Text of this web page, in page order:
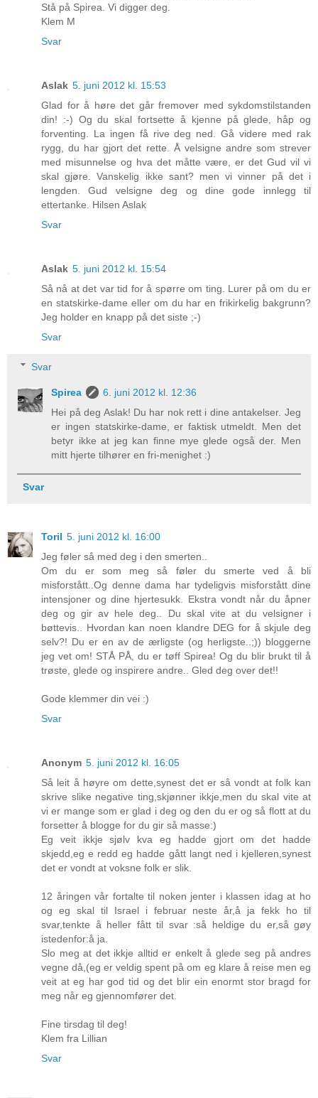
Stå på Spirea. Vi digger deg.
Klem M
Svar
Aslak 5. juni 2012 kl. 15:53
Glad for å høre det går fremover med sykdomstilstanden
din! :-) Og du skal fortsette å kjenne på glede, håp og
forventing. La ingen få rive deg ned. Gå videre med rak
rygg, du har gjort det rette. Å velsigne andre som strever
med misunnelse og hva det måtte være, er det Gud vil vi
skal gjøre. Vanskelig ikke sant? men vi vinner på det i
lengden. Gud velsigne deg og dine gode innlegg til
ettertanke. Hilsen Aslak
Svar
Aslak 5. juni 2012 kl. 15:54
Så nå at det var tid for å spørre om ting. Lurer på om du er
en statskirke-dame eller om du har en frikirkelig bakgrunn?
Jeg holder en knapp på det siste ;-)
Svar
Svar
Spirea
6. juni 2012 kl. 12:36
Hei på deg Aslak! Du har nok rett i dine antakelser. Jeg
er ingen statskirke-dame, er faktisk utmeldt. Men det
betyr ikke at jeg kan finne mye glede også der. Men
mitt hjerte tilhører en fri-menighet :)
Svar
Toril 5. juni 2012 kl. 16:00
Jeg føler så med deg i den smerten..
Om du er som meg så føler du smerte ved å bli
misforstått..Og denne dama har tydeligvis misforstått dine
intensjoner og dine hjertesukk. Ekstra vondt når du åpner
deg og gir av hele deg.. Du skal vite at du velsigner i
bøttevis.. Hvordan kan noen klandre DEG for å skjule deg
selv?! Du er en av de ærligste (og herligste..;)) bloggerne
jeg vet om! STÅ PÅ, du er tøff Spirea! Og du blir brukt til å
trøste, glede og inspirere andre.. Gled deg over det!!
Gode klemmer din vei :)
Svar
Anonym 5. juni 2012 kl. 16:05
Så leit å høyre om dette,synest det er så vondt at folk kan
skrive slike negative ting,skjønner ikkje,men du skal vite at
vi er mange som er glad i deg og den du er og så flott at du
forsetter å blogge for du gir så masse:)
Eg veit ikkje sjølv kva eg hadde gjort om det hadde
skjedd,eg e redd eg hadde gått langt ned i kjelleren,synest
det er vondt at voksne folk er slik.
12 åringen vår fortalte til noken jenter i klassen idag at ho
og eg skal til Israel i februar neste år,å ja fekk ho til
svar,tenkte å heller fått til svar :så heldige du er,så gøy
istedenfor:å ja.
Slo meg at det ikkje alltid er enkelt å glede seg på andres
vegne då,(eg er veldig spent på om eg klare å reise men eg
veit at eg har god tid og det blir ein enormt stor bragd for
meg når eg gjennomfører det.
Fine tirsdag til deg!
Klem fra Lillian
Svar